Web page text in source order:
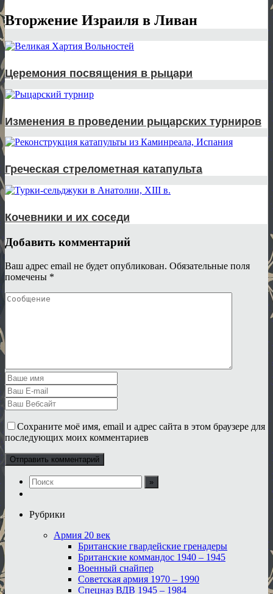
Вторжение Израиля в Ливан
Церемония посвящения в рыцари
Изменения в проведении рыцарских турниров
Греческая стрелометная катапульта
Кочевники и их соседи
Добавить комментарий
Ваш адрес email не будет опубликован. Обязательные поля
помечены *
Сохраните моё имя, email и адрес сайта в этом браузере для
последующих моих комментариев
Рубрики
Армия 20 век
Британские гвардейские гренадеры
Британские коммандос 1940 – 1945
Военный снайпер
Советская армия 1970 – 1990
Спецназ ВДВ 1945 – 1984